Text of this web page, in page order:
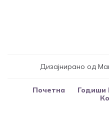
Дизајнирано од
Почетна Годиши